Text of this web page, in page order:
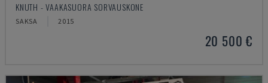
KNUTH - VAAKASUORA SORVAUSKONE
SAKSA 2015
20 500 €